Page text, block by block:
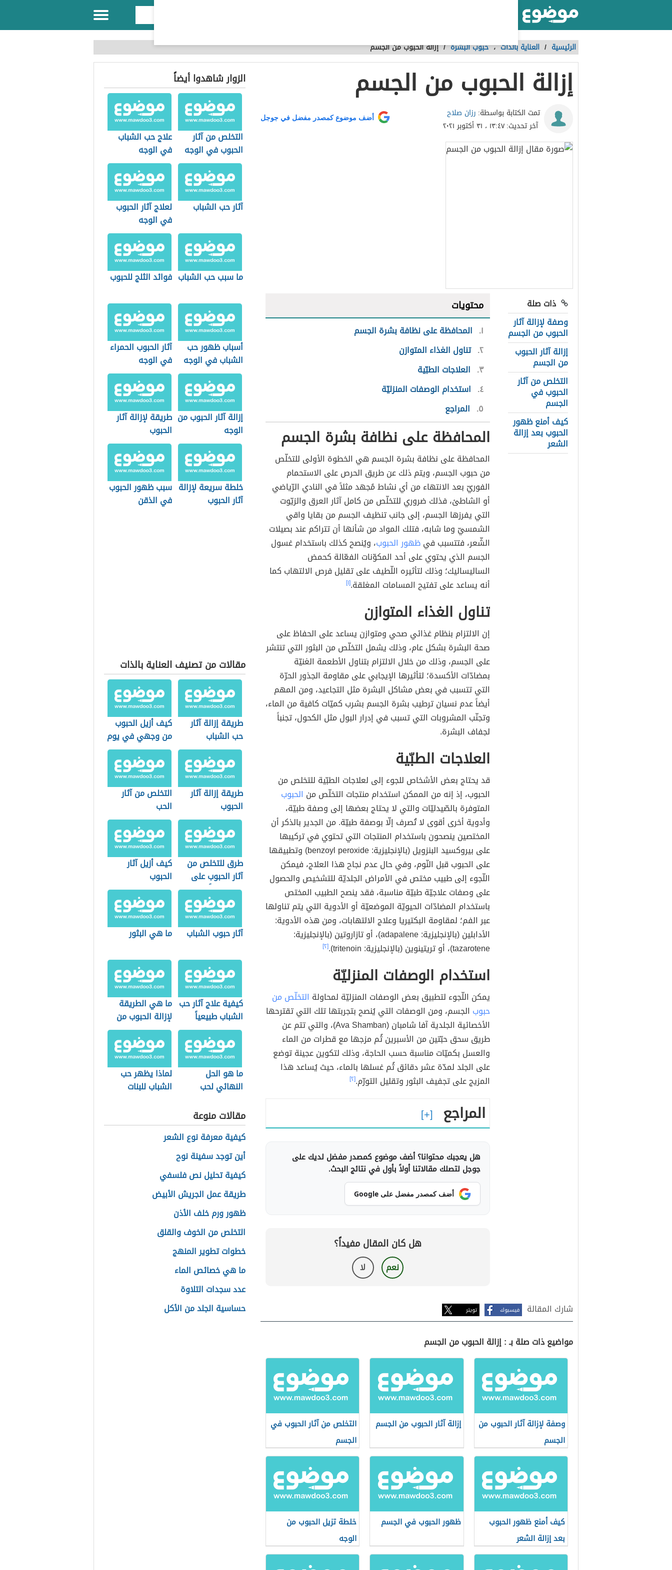
الرئيسية / العناية بالذات،حبوب البشرة /إزالة الحبوب من الجسم
إزالة الحبوب من الجسم
تمت الكتابة بواسطة: رزان صلاح
آخر تحديث:١٣:٤٧ ، ٣١ أكتوبر ٢٠٢١
أضف موضوع كمصدر مفضل في جوجل
ذات صلة
وصفة لإزالة آثار
الحبوب من الجسم
إزالة آثار الحبوب
من الجسم
التخلص من آثار
الحبوب في
الجسم
كيف أمنع ظهور
الحبوب بعد إزالة
الشعر
محتويات
١ المحافظة على نظافة بشرة الجسم
٢ تناول الغذاء المتوازن
٣ العلاجات الطبّية
٤ استخدام الوصفات المنزليّة
٥ المراجع
المحافظة على نظافة بشرة الجسم
المحافظة على نظافة بشرة الجسم هي الخطوة الأولى للتخلّص
من حبوب الجسم، ويتم ذلك عن طريق الحرص على الاستحمام
الفوريّ بعد الانتهاء من أي نشاط مُجهد مثلاً في النادي الرّياضي
أو الشاطئ، فذلك ضروري للتخلّص من كامل آثار العرق والزيّوت
التي يفرزها الجسم، إلى جانب تنظيف الجسم من بقايا واقي
الشمسيّ وما شابه، فتلك المواد من شأنها أن تتراكم عند بصيلات
الشّعر، فتتسبب فيظهور الحبوب، ويُنصح كذلك باستخدام غسول
الجسم الذي يحتوي على أحد المكوّنات الفعّالة كحمض
الساليساليك؛ وذلك لتأثيره اللّطيف على تقليل فرص الالتهاب كما
أنه يساعد على تفتيح المسامات المغلقة.[١]
تناول الغذاء المتوازن
إن الالتزام بنظام غذائي صحي ومتوازن يساعد على الحفاظ على
صحة البشرة بشكل عام، وذلك يشمل التخلّص من البثور التي تنتشر
على الجسم، وذلك من خلال الالتزام بتناول الأطعمة الغنيّة
بمضادّات الأكسدة؛ لتأثيرها الإيجابي على مقاومة الجذور الحرّة
التي تتسبب في بعض مشاكل البشرة مثل التجاعيد، ومن المهم
أيضاً عدم نسيان ترطيب بشرة الجسم بشرب كميّات كافية من الماء،
وتجنّب المشروبات التي تسبب في إدرار البول مثل الكحول، تجنباً
لجفاف البشرة.
العلاجات الطبّية
قد يحتاج بعض الأشخاص للجوء إلى لعلاجات الطبّية للتخلص من
الحبوب، إذ إنه من الممكن استخدام منتجات التخلّص من الحبوب
المتوفرة بالصّيدليّات والتي لا يحتاج بعضها إلى وصفة طبيّة،
وأدوية أخرى أقوى لا تُصرف إلّا بوصفة طبيّة. من الجدير بالذكر أن
المختصين ينصحون باستخدام المنتجات التي تحتوي في تركيبها
على بيروكسيد البنزويل (بالإنجليزية: benzoyl peroxide) وتطبيقها
على الحبوب قبل النّوم، وفي حال عدم نجاح هذا العلاج، فيمكن
اللّجوء إلى طبيب مختص في الأمراض الجلديّة للتشخيص والحصول
على وصفات علاجيّة طبيّة مناسبة، فقد ينصح الطبيب المختص
باستخدام المضادّات الحيويّة الموضعيّة أو الأدوية التي يتم تناولها
عبر الفم؛ لمقاومة البكتيريا وعلاج الالتهابات، ومن هذه الأدوية:
الأدابلين (بالإنجليزية: adapalene)، أو تازاروتين (بالإنجليزية:
tazarotene)، أو تريتينوين (بالإنجليزية: tritenoin).
[٢]
استخدام الوصفات المنزليّة
يمكن اللّجوء لتطبيق بعض الوصفات المنزليّة لمحاولة التخلّص من
حبوب الجسم، ومن الوصفات التي يُنصح بتجربتها تلك التي تقترحها
الأخصائية الجلدية آفا شامبان (Ava Shamban)، والتي تتم عن
طريق سحق حبّتين من الأسبرين ثُم مزجها مع قطرات من الماء
والعسل بكميّات مناسبة حسب الحاجة، وذلك لتكوين عجينة توضع
على الجلد لمدّة عشر دقائق ثُم غسلها بالماء، حيث يُساعد هذا
المزيج على تجفيف البثور وتقليل التورّم.[٢]
المراجع
هل يعجبك محتوانا؟ أضف موضوع كمصدر مفضل لديك على
جوجل لتصلك مقالاتنا أولاً بأول في نتائج البحث.
أضف كمصدر مفضل على Google
هل كان المقال مفيداً؟
نعم لا
شارك المقالة فيسبوك تويتر
مواضيع ذات صلة بـ : إزالة الحبوب من الجسم
وصفة لإزالة آثار الحبوب من
الجسم
إزالة آثار الحبوب من الجسم
التخلص من آثار الحبوب في
الجسم
كيف أمنع ظهور الحبوب
بعد إزالة الشعر
ظهور الحبوب في الجسم
خلطة تزيل الحبوب من
الوجه
الزوار شاهدوا أيضاً
التخلص من آثار
الحبوب في الوجه
علاج حب الشباب
في الوجه
آثار حب الشباب
لعلاج آثار الحبوب
في الوجه
ما سبب حب الشباب فوائد الثلج للحبوب
أسباب ظهور حب
الشباب في الوجه
آثار الحبوب الحمراء
في الوجه
إزالة آثار الحبوب من
الوجه
طريقة لإزالة آثار
الحبوب
خلطة سريعة لإزالة
آثار الحبوب
سبب ظهور الحبوب
في الذقن
مقالات من تصنيف العناية بالذات
طريقة إزالة آثار
حب الشباب
كيف أزيل الحبوب
من وجهي في يوم
طريقة إزالة آثار
الحبوب
التخلص من آثار
الحب
طرق للتخلص من
آثار الحبوب على
الوجه كلياً
كيف أزيل آثار
الحبوب
آثار حبوب الشباب ما هي البثور
كيفية علاج آثار حب
الشباب طبيعياً
ما هي الطريقة
لإزالة الحبوب من
الوجه
ما هو الحل
النهائي لحب
لماذا يظهر حب
الشباب للبنات
مقالات منوعة
كيفية معرفة نوع الشعر
أين توجد سفينة نوح
كيفية تحليل نص فلسفي
طريقة عمل الجريش الأبيض
ظهور ورم خلف الأذن
التخلص من الخوف والقلق
خطوات تطوير المنهج
ما هي خصائص الماء
عدد سجدات التلاوة
حساسية الجلد من الأكل